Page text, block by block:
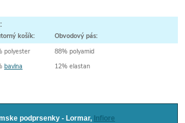
košík:
Obvodový pás:
polyester
bavlna
88% polyamid
12% elastan
podprsenky - Lormar, Infiore